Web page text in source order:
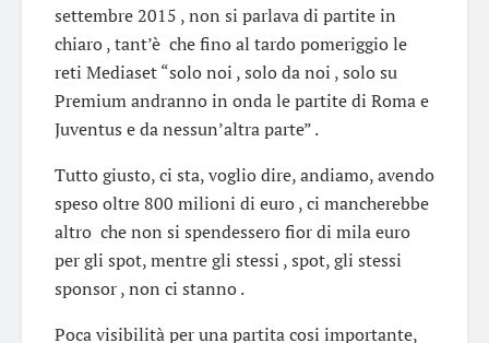
settembre 2015 , non si parlava di partite in
chiaro , tant’è che fino al tardo pomeriggio le
reti Mediaset “solo noi , solo da noi , solo su
Premium andranno in onda le partite di Roma e
Juventus e da nessun’altra parte” .
Tutto giusto, ci sta, voglio dire, andiamo, avendo
speso oltre 800 milioni di euro , ci mancherebbe
altro che non si spendessero fior di mila euro
per gli spot, mentre gli stessi , spot, gli stessi
sponsor , non ci stanno .
Poca visibilità per una partita cosi importante,